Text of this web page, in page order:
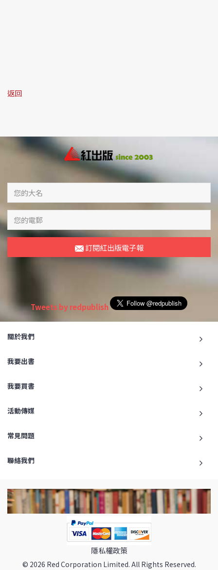
返回
訂閱紅出版電子報
Tweets by redpublish
關於我們
我要出書
我要買書
活動傳媒
常見問題
聯絡我們
隱私權政策
© 2026 Red Corporation Limited. All Rights Reserved.